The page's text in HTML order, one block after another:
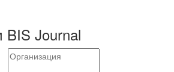
BIS Journal